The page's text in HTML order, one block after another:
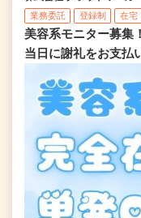
業務委託 登録制 在宅
美容系モニター募集
当日に謝礼をお支払